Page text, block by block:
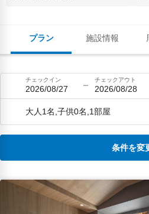
プラン 施設情報
チェックイン
2026/08/27
チェックアウト
2026/08/28
大人1名,子供0名,1部屋
条件を変